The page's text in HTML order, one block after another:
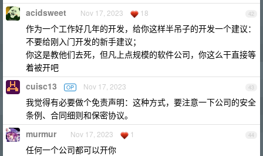
42
acidsweet Nov 17, 2023 18
作为一个工作好几年的开发，给你这样半吊子的开发一个建议：
不要给刚入门开发的新手建议；
你这是教他们去死，但凡上点规模的软件公司，你这么干直接等
着被开吧
43
cuisc13 OP Nov 17, 2023
我觉得有必要做个免责声明：这种方式，要注意一下公司的安全
条例、合同细则和保密协议。
44
murmur Nov 17, 2023 1
任何一个公司都可以开你